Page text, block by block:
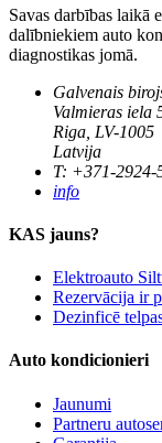
Savas darbības laikā
dalībniekiem auto
diagnostikas jomā.
Galvenais
Valmieras iela
Riga, LV-1005
Latvija
T: +371-2924-
info
KAS jauns?
Elektroauto
Rezervācija ir
Dezinficē
Auto kondicionieri
Jaunumi
Partneru